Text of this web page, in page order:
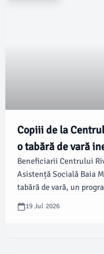
Copiii de la
o tabără de vară
Beneficiarii Centrului
Asistență Socială Baia
tabără de vară, un
cu distracție și spirit de
avut ocazia să
19 Jul 2026